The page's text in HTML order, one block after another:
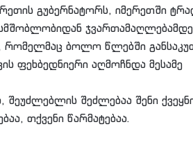
გუბერნატორს, იმერეთში
რომელმაც ბოლო წლებში
ფეხბედნიერი აღმოჩნდა მესამე
შეძლებაა შენი
თქვენი წარმატებაა.